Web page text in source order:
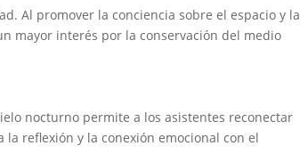
Al promover la conciencia sobre el espacio y la
mayor interés por la conservación del medio
nocturno permite a los asistentes reconectar
reflexión y la conexión emocional con el